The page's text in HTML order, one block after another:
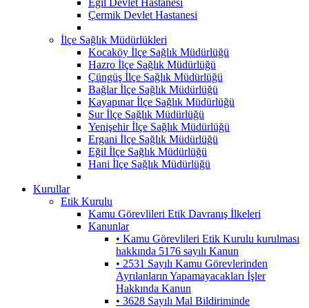
Çermik Devlet Hastanesi
İlçe Sağlık Müdürlükleri
Kocaköy İlçe Sağlık Müdürlüğü
Hazro İlçe Sağlık Müdürlüğü
Çüngüş İlçe Sağlık Müdürlüğü
Bağlar İlçe Sağlık Müdürlüğü
Kayapınar İlçe Sağlık Müdürlüğü
Sur İlçe Sağlık Müdürlüğü
Yenişehir İlçe Sağlık Müdürlüğü
Ergani İlçe Sağlık Müdürlüğü
Eğil İlçe Sağlık Müdürlüğü
Hani İlçe Sağlık Müdürlüğü
Kurullar
Etik Kurulu
Kamu Görevlileri Etik Davranış İlkeleri
Kanunlar
• Kamu Görevlileri Etik Kurulu kurulması
hakkında 5176 sayılı Kanun
• 2531 Sayılı Kamu Görevlerinden
Ayrılanların Yapamayacakları İşler
Hakkında Kanun
• 3628 Sayılı Mal Bildiriminde